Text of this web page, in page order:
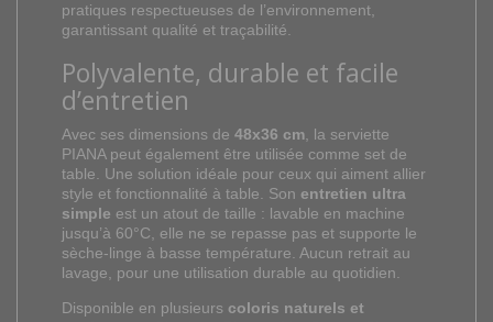
pratiques respectueuses de l’environnement,
garantissant qualité et traçabilité.
Polyvalente, durable et facile
d’entretien
Avec ses dimensions de 48x36 cm la serviette
PIANA peut également être utilisée comme set de
table. Une solution idéale pour ceux qui aiment allier
style et fonctionnalité à table. Son entretien ultra
simple est un atout de taille : lavable en machine
jusqu’à 60°C, elle ne se repasse pas et supporte le
sèche-linge à basse température. Aucun retrait au
lavage, pour une utilisation durable au quotidien.
Disponible en plusieurs coloris naturels et